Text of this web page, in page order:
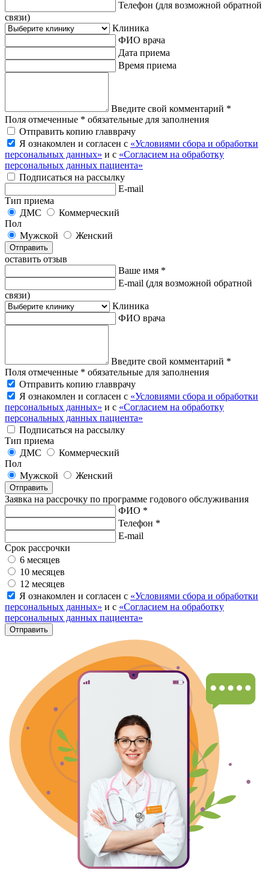
Телефон (для возможной обратной
связи)
Клиника
ФИО врача
Дата приема
Время приема
Введите свой комментарий *
Поля отмеченные * обязательные для заполнения
Отправить копию главврачу
Я ознакомлен и согласен с «Условиями сбора и обработки
персональных данных» и с «Согласием на обработку
персональных данных пациента»
Подписаться на рассылку
E-mail
Тип приема
ДМС
Коммерческий
Пол
Мужской
Женский
Отправить
оставить отзыв
Ваше имя *
E-mail (для возможной обратной
связи)
Клиника
ФИО врача
Введите свой комментарий *
Поля отмеченные * обязательные для заполнения
Отправить копию главврачу
Я ознакомлен и согласен с «Условиями сбора и обработки
персональных данных» и с «Согласием на обработку
персональных данных пациента»
Подписаться на рассылку
Тип приема
ДМС
Коммерческий
Пол
Мужской
Женский
Отправить
Заявка на рассрочку по программе годового обслуживания
ФИО *
Телефон *
E-mail
Срок рассрочки
6 месяцев
10 месяцев
12 месяцев
Я ознакомлен и согласен с «Условиями сбора и обработки
персональных данных» и с «Согласием на обработку
персональных данных пациента»
Отправить